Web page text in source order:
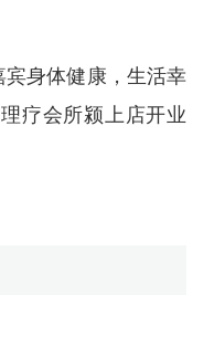
身体健康，生活幸
疗会所颍上店开业